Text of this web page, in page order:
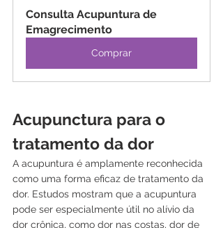
Consulta Acupuntura de
Emagrecimento
Comprar
Acupunctura para o
tratamento da dor
A acupuntura é amplamente reconhecida
como uma forma eficaz de tratamento da
dor. Estudos mostram que a acupuntura
pode ser especialmente útil no alívio da
dor crônica, como dor nas costas, dor de